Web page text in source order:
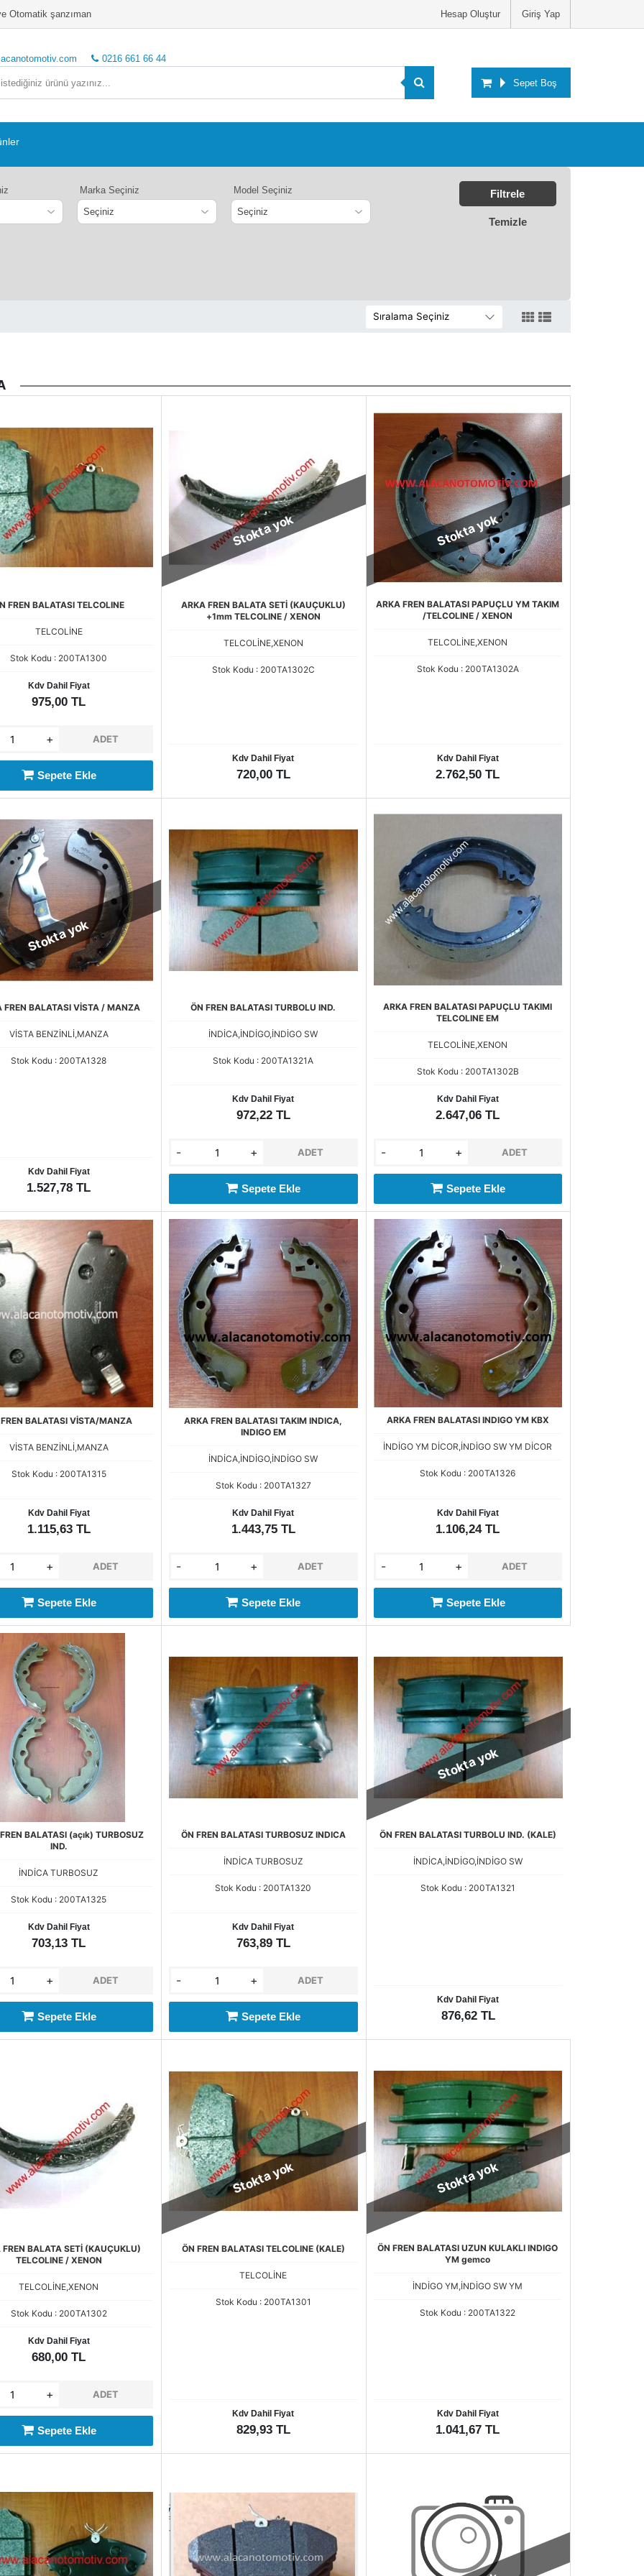
Otomatik şanzıman Giriş Yap
Hesap Oluştur
0216 661 66 44
Sepet Boş
Marka Seçiniz Model Seçiniz Filtrele
Temizle
FREN BALATASI TELCOLINE
TELCOLİNE
Stok Kodu : 200TA1300
Kdv Dahil Fiyat
975,00 TL
+ ADET
Sepete Ekle
Stokta yok
ARKA FREN BALATA SETİ (KAUÇUKLU)
+1mm TELCOLINE / XENON
TELCOLİNE,XENON
Stok Kodu : 200TA1302C
Kdv Dahil Fiyat
720,00 TL
Stokta yok
ARKA FREN BALATASI PAPUÇLU YM TAKIM
/TELCOLINE / XENON
TELCOLİNE,XENON
Stok Kodu : 200TA1302A
Kdv Dahil Fiyat
2.762,50 TL
Stokta yok
FREN BALATASI VİSTA / MANZA
VİSTA BENZİNLİ,MANZA
Stok Kodu : 200TA1328
Kdv Dahil Fiyat
1.527,78 TL
ÖN FREN BALATASI TURBOLU IND.
İNDİCA,İNDİGO,İNDİGO SW
Stok Kodu : 200TA1321A
Kdv Dahil Fiyat
972,22 TL
- + ADET
Sepete Ekle
ARKA FREN BALATASI PAPUÇLU TAKIMI
TELCOLINE EM
TELCOLİNE,XENON
Stok Kodu : 200TA1302B
Kdv Dahil Fiyat
2.647,06 TL
- + ADET
Sepete Ekle
BALATASI VİSTA/MANZA
VİSTA BENZİNLİ,MANZA
Stok Kodu : 200TA1315
Kdv Dahil Fiyat
1.115,63 TL
+ ADET
Sepete Ekle
ARKA FREN BALATASI TAKIM INDICA,
INDIGO EM
İNDİCA,İNDİGO,İNDİGO SW
Stok Kodu : 200TA1327
Kdv Dahil Fiyat
1.443,75 TL
- + ADET
Sepete Ekle
ARKA FREN BALATASI INDIGO YM KBX
İNDİGO YM DİCOR,İNDİGO SW YM DİCOR
Stok Kodu : 200TA1326
Kdv Dahil Fiyat
1.106,24 TL
- + ADET
Sepete Ekle
BALATASI (açık) TURBOSUZ
IND.
İNDİCA TURBOSUZ
Stok Kodu : 200TA1325
Kdv Dahil Fiyat
703,13 TL
+ ADET
Sepete Ekle
ÖN FREN BALATASI TURBOSUZ INDICA
İNDİCA TURBOSUZ
Stok Kodu : 200TA1320
Kdv Dahil Fiyat
763,89 TL
- + ADET
Sepete Ekle
Stokta yok
ÖN FREN BALATASI TURBOLU IND. (KALE)
İNDİCA,İNDİGO,İNDİGO SW
Stok Kodu : 200TA1321
Kdv Dahil Fiyat
876,62 TL
FREN BALATA SETİ (KAUÇUKLU)
TELCOLINE / XENON
TELCOLİNE,XENON
Stok Kodu : 200TA1302
Kdv Dahil Fiyat
680,00 TL
+ ADET
Sepete Ekle
Stokta yok
ÖN FREN BALATASI TELCOLINE (KALE)
TELCOLİNE
Stok Kodu : 200TA1301
Kdv Dahil Fiyat
829,93 TL
Stokta yok
ÖN FREN BALATASI UZUN KULAKLI INDIGO
YM gemco
İNDİGO YM,İNDİGO SW YM
Stok Kodu : 200TA1322
Kdv Dahil Fiyat
1.041,67 TL